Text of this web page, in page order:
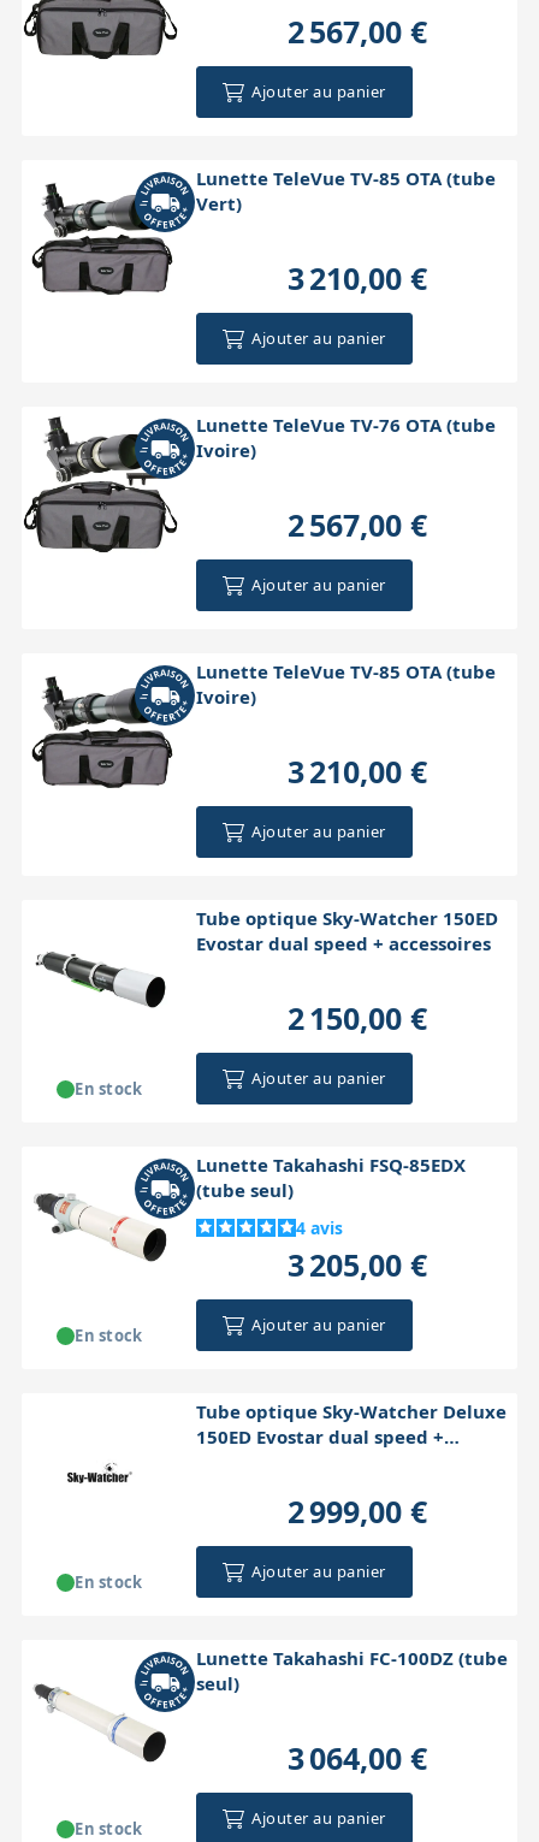
2 567,00 €
Ajouter au panier
Lunette TeleVue TV-85 OTA (tube
Vert)
3 210,00 €
Ajouter au panier
Lunette TeleVue TV-76 OTA (tube
Ivoire)
2 567,00 €
Ajouter au panier
Lunette TeleVue TV-85 OTA (tube
Ivoire)
3 210,00 €
Ajouter au panier
Tube optique Sky-Watcher 150ED
Evostar dual speed + accessoires
2 150,00 €
Ajouter au panier
En stock
Lunette Takahashi FSQ-85EDX
(tube seul)
4 avis
3 205,00 €
Ajouter au panier
En stock
Tube optique Sky-Watcher Deluxe
150ED Evostar dual speed +
2 999,00 €
Ajouter au panier
En stock
Lunette Takahashi FC-100DZ (tube
seul)
3 064,00 €
Ajouter au panier
En stock